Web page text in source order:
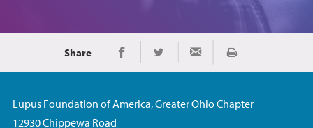
Share Share on Facebook
Share on TwitterShare via EmailImprimir
Lupus Foundation of America, Greater Ohio Chapter
12930 Chippewa Road